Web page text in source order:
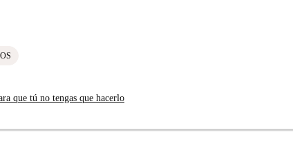
que tú no tengas que hacerlo